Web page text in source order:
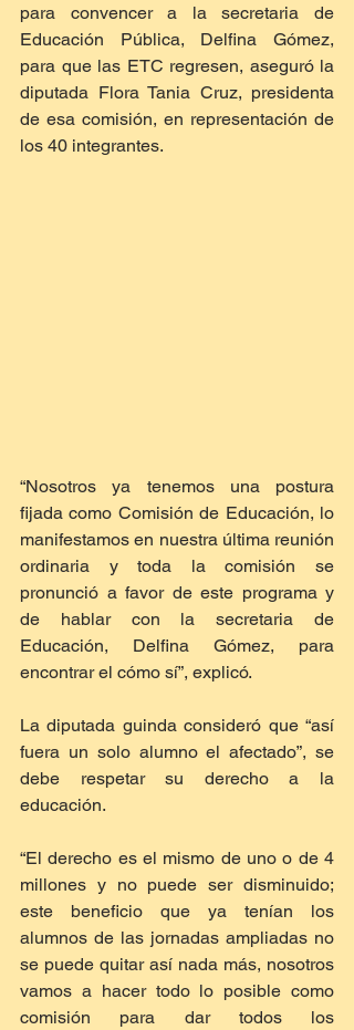
para convencer a la secretaria de
Educación Pública, Delfina Gómez,
para que las ETC regresen, aseguró la
diputada Flora Tania Cruz, presidenta
de esa comisión, en representación de
los 40 integrantes.
“Nosotros ya tenemos una postura
fijada como Comisión de Educación, lo
manifestamos en nuestra última reunión
ordinaria y toda la comisión se
pronunció a favor de este programa y
de hablar con la secretaria de
Educación, Delfina Gómez, para
encontrar el cómo sí”, explicó.
La diputada guinda consideró que “así
fuera un solo alumno el afectado”, se
debe respetar su derecho a la
educación.
“El derecho es el mismo de uno o de 4
millones y no puede ser disminuido;
este beneficio que ya tenían los
alumnos de las jornadas ampliadas no
se puede quitar así nada más, nosotros
vamos a hacer todo lo posible como
comisión para dar todos los